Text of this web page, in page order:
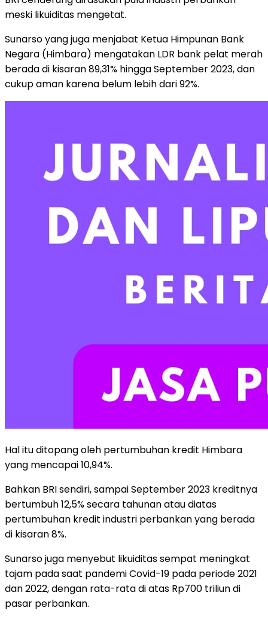
meski likuiditas mengetat.
Sunarso yang juga menjabat Ketua Himpunan Bank
Negara (Himbara) mengatakan LDR bank pelat merah
berada di kisaran 89,31% hingga September 2023, dan
cukup aman karena belum lebih dari 92%.
Hal itu ditopang oleh pertumbuhan kredit Himbara
yang mencapai 10,94%.
Bahkan BRI sendiri, sampai September 2023 kreditnya
bertumbuh 12,5% secara tahunan atau diatas
pertumbuhan kredit industri perbankan yang berada
di kisaran 8%.
Sunarso juga menyebut likuiditas sempat meningkat
tajam pada saat pandemi Covid-19 pada periode 2021
dan 2022, dengan rata-rata di atas Rp700 triliun di
pasar perbankan.